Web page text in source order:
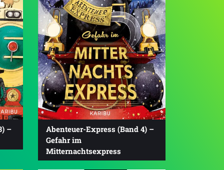
–
Abenteuer-Express (Band 4) –
Gefahr im
Mitternachtsexpress